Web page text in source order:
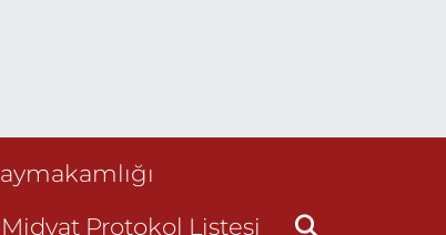
Midyat Protokol Listesi